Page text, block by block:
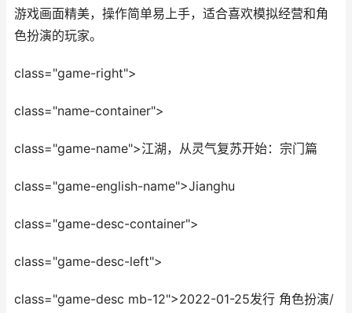
游戏画面精美，操作简单易上手，适合喜欢模拟经营和角
色扮演的玩家。
class="game-right">
class="name-container">
class="game-name">江湖，从灵气复苏开始：宗门篇
class="game-english-name">Jianghu
class="game-desc-container">
class="game-desc-left">
class="game-desc mb-12">2022-01-25发行 角色扮演/